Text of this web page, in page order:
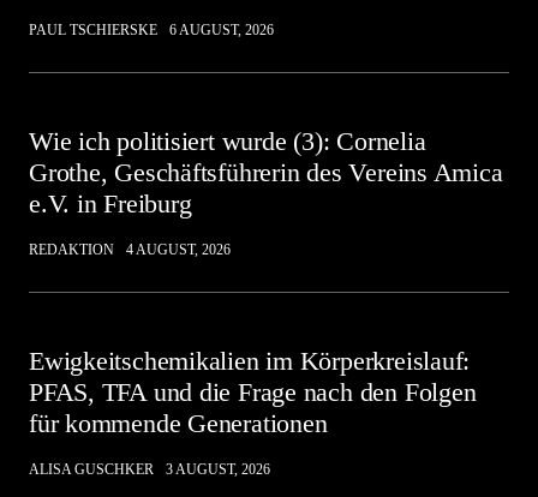
PAUL TSCHIERSKE 6 AUGUST, 2026
Wie ich politisiert wurde (3): Cornelia
Grothe, Geschäftsführerin des Vereins Amica
e.V. in Freiburg
REDAKTION 4 AUGUST, 2026
Ewigkeitschemikalien im Körperkreislauf:
PFAS, TFA und die Frage nach den Folgen
für kommende Generationen
ALISA GUSCHKER 3 AUGUST, 2026